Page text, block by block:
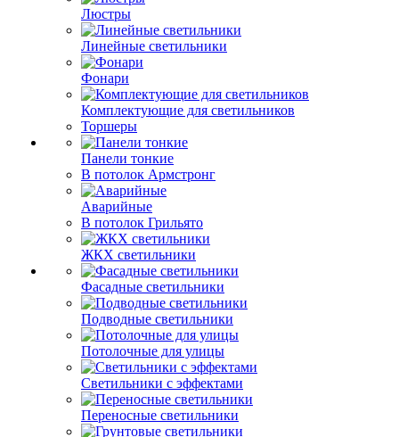
Люстры
Линейные светильники
Фонари
Комплектующие для светильников
Торшеры
Панели тонкие
В потолок Армстронг
Аварийные
В потолок Грильято
ЖКХ светильники
Фасадные светильники
Подводные светильники
Потолочные для улицы
Светильники с эффектами
Переносные светильники